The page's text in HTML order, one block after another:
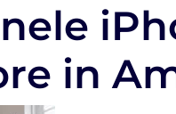
in